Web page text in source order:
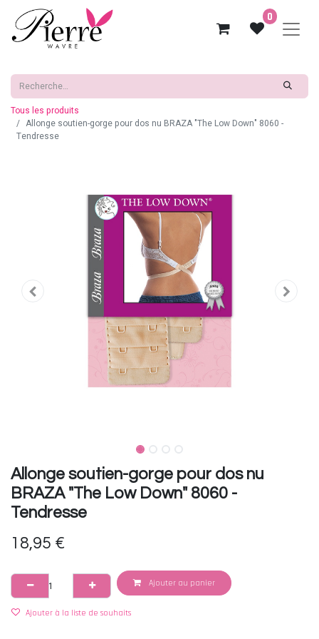
0
Tous les produits
Allonge soutien-gorge pour dos nu BRAZA "The Low Down" 8060 -
Tendresse
Allonge soutien-gorge pour dos nu
BRAZA "The Low Down" 8060 -
Tendresse
18,95 €
Ajouter au panier
Ajouter à la liste de souhaits